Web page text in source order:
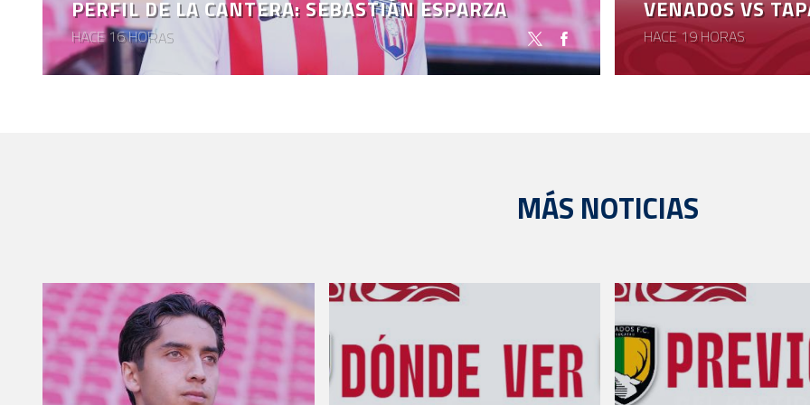
PERFIL DE LA CANTERA: SEBASTIÁN ESPARZA
HACE 16 HORAS
VENADOS VS
HACE 19 HORAS
MÁS NOTICIAS